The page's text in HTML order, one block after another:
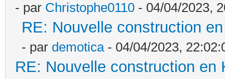
- par Christophe0110 - 04/04/2023,
RE: Nouvelle construction
- par demotica- 04/04/2023,
RE: Nouvelle construction